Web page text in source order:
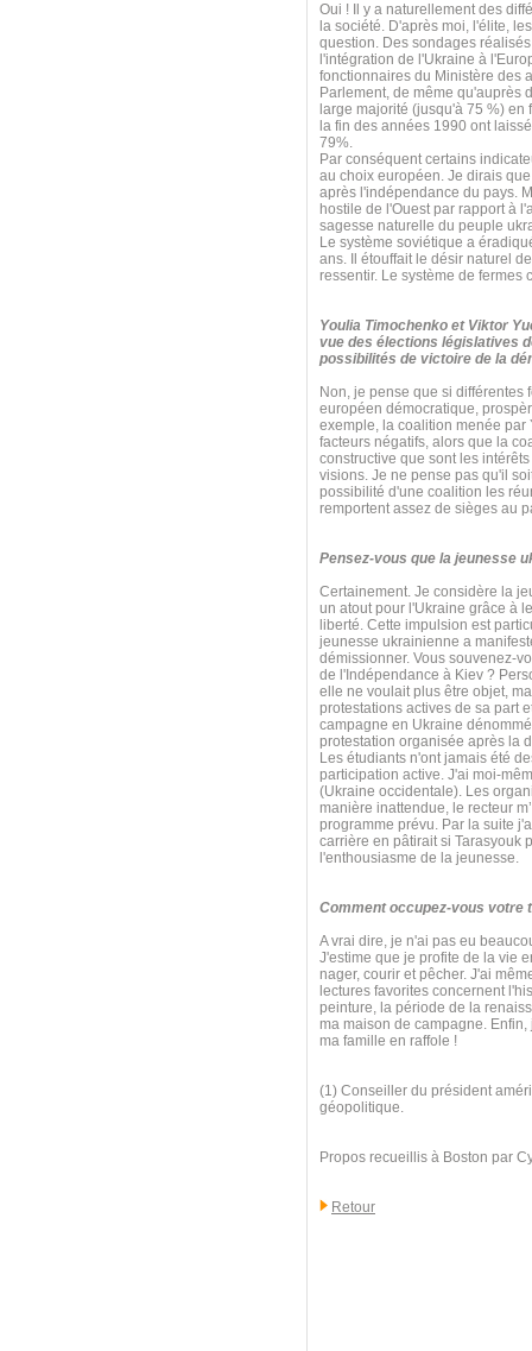
Oui ! Il y a naturellement des
la société. D'après moi, l'élite,
question. Des sondages
l'intégration de l'Ukraine à
fonctionnaires du Ministère des
Parlement, de même qu'auprès
large majorité (jusqu'à 75 %)
la fin des années 1990 ont
79%.
Par conséquent certains
au choix européen. Je dirais
après l'indépendance du pays.
hostile de l'Ouest par rapport à
sagesse naturelle du peuple
Le système soviétique a
ans. Il étouffait le désir naturel
ressentir. Le système de
Youlia Timochenko et Viktor
vue des élections législatives
possibilités de victoire de la
Non, je pense que si différentes
européen démocratique,
exemple, la coalition menée par
facteurs négatifs, alors que la
constructive que sont les
visions. Je ne pense pas qu'il
possibilité d'une coalition les
remportent assez de sièges au
Pensez-vous que la jeunesse
Certainement. Je considère la
un atout pour l'Ukraine grâce à
liberté. Cette impulsion est
jeunesse ukrainienne a
démissionner. Vous souvenez-
de l'Indépendance à Kiev ?
elle ne voulait plus être objet,
protestations actives de sa part
campagne en Ukraine
protestation organisée après la
Les étudiants n'ont jamais été
participation active. J'ai moi-
(Ukraine occidentale). Les
manière inattendue, le recteur
programme prévu. Par la suite
carrière en pâtirait si Tarasyouk
l'enthousiasme de la jeunesse.
Comment occupez-vous votre
A vrai dire, je n'ai pas eu
J'estime que je profite de la vie
nager, courir et pêcher. J'ai
lectures favorites concernent
peinture, la période de la
ma maison de campagne.
ma famille en raffole !
(1) Conseiller du président
géopolitique.
Propos recueillis à Boston par
Retour